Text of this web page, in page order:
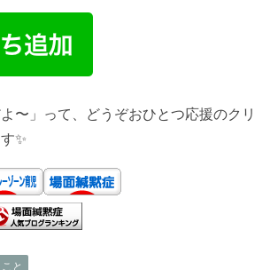
〜」って、どうぞおひとつ応援のクリ
✨
と